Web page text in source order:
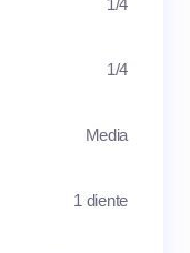
1/4
Media
1 diente